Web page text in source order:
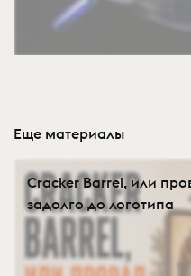
Еще материалы
Cracker Barrel, или
задолго до логотипа